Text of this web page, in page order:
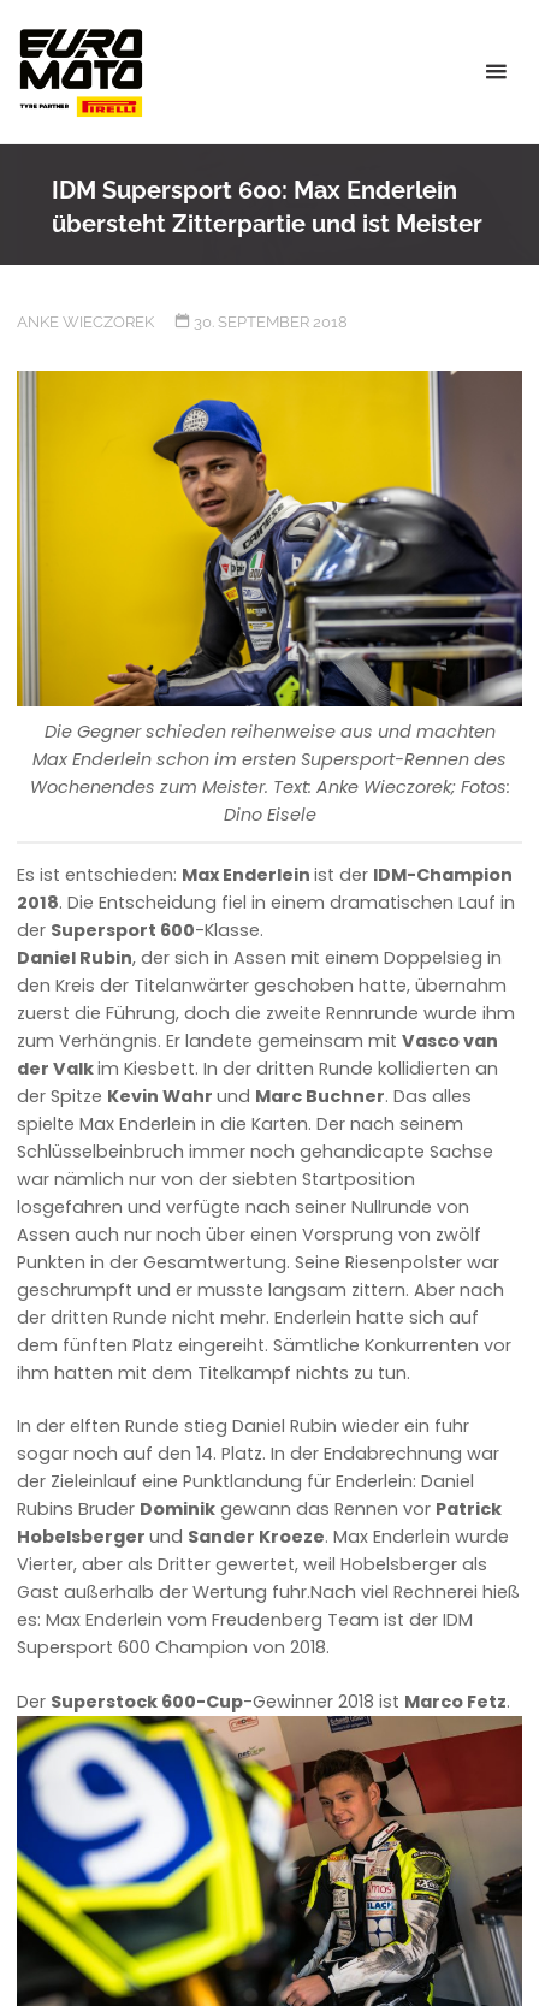
content
IDM Supersport 600: Max Enderlein
übersteht Zitterpartie und ist Meister
ANKE WIECZOREK 30. SEPTEMBER 2018
Die Gegner schieden reihenweise aus und machten
Max Enderlein schon im ersten Supersport-Rennen des
Wochenendes zum Meister. Text: Anke Wieczorek; Fotos:
Dino Eisele
Es ist entschieden: Max Enderleinist der IDM-Champion
2018. Die Entscheidung fiel in einem dramatischen Lauf in
der Supersport 600-Klasse.
Daniel Rubin, der sich in Assen mit einem Doppelsieg in
den Kreis der Titelanwärter geschoben hatte, übernahm
zuerst die Führung, doch die zweite Rennrunde wurde ihm
zum Verhängnis. Er landete gemeinsam mitVasco van
der Valkim Kiesbett. In der dritten Runde kollidierten an
der Spitze Kevin Wahrund Marc Buchner. Das alles
spielte Max Enderlein in die Karten. Der nach seinem
Schlüsselbeinbruch immer noch gehandicapte Sachse
war nämlich nur von der siebten Startposition
losgefahren und verfügte nach seiner Nullrunde von
Assen auch nur noch über einen Vorsprung von zwölf
Punkten in der Gesamtwertung. Seine Riesenpolster war
geschrumpft und er musste langsam zittern. Aber nach
der dritten Runde nicht mehr. Enderlein hatte sich auf
dem fünften Platz eingereiht. Sämtliche Konkurrenten vor
ihm hatten mit dem Titelkampf nichts zu tun.
In der elften Runde stieg Daniel Rubin wieder ein fuhr
sogar noch auf den 14. Platz. In der Endabrechnung war
der Zieleinlauf eine Punktlandung für Enderlein: Daniel
Rubins Bruder Dominik gewann das Rennen vor Patrick
Hobelsbergerund Sander Kroeze. Max Enderlein wurde
Vierter, aber als Dritter gewertet, weil Hobelsberger als
Gast außerhalb der Wertung fuhr.Nach viel Rechnerei hieß
es: Max Enderlein vom Freudenberg Team ist der IDM
Supersport 600 Champion von 2018.
Der Superstock 600-Cup-Gewinner 2018 ist Marco Fetz.